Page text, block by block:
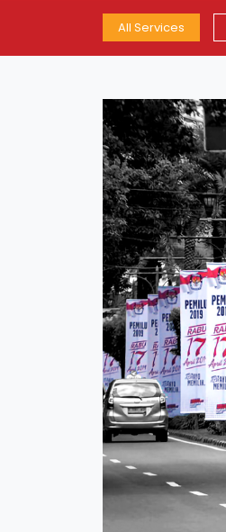
All Services